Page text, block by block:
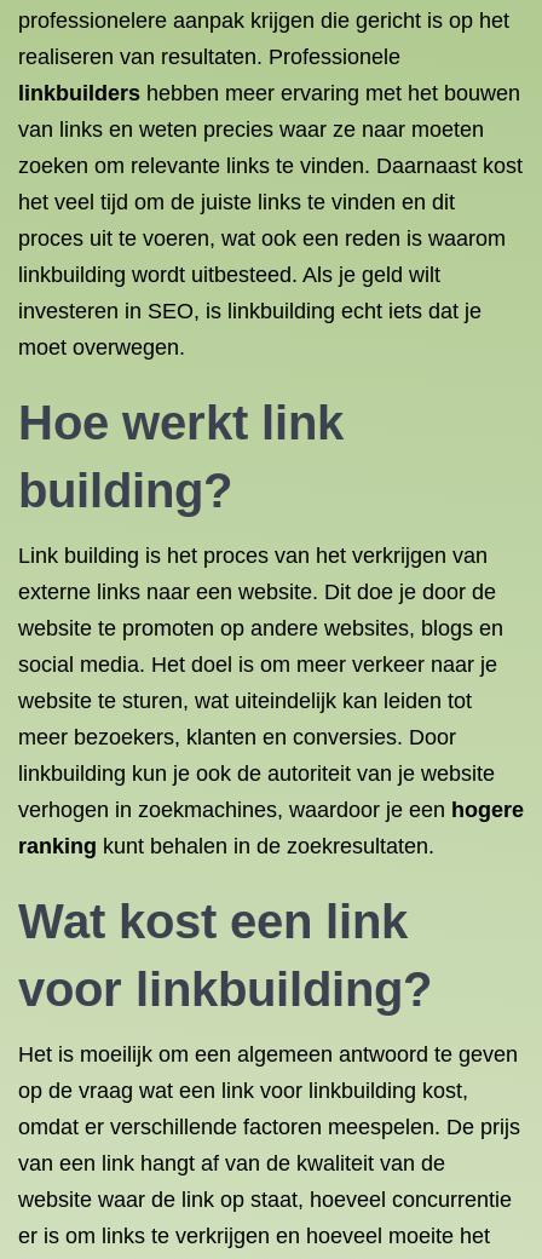
professionelere aanpak krijgen die gericht is op het
realiseren van resultaten. Professionele
linkbuilders hebben meer ervaring met het bouwen
van links en weten precies waar ze naar moeten
zoeken om relevante links te vinden. Daarnaast kost
het veel tijd om de juiste links te vinden en dit
proces uit te voeren, wat ook een reden is waarom
linkbuilding wordt uitbesteed. Als je geld wilt
investeren in SEO, is linkbuilding echt iets dat je
moet overwegen.
Hoe werkt link
building?
Link building is het proces van het verkrijgen van
externe links naar een website. Dit doe je door de
website te promoten op andere websites, blogs en
social media. Het doel is om meer verkeer naar je
website te sturen, wat uiteindelijk kan leiden tot
meer bezoekers, klanten en conversies. Door
linkbuilding kun je ook de autoriteit van je website
verhogen in zoekmachines, waardoor je een hogere
ranking kunt behalen in de zoekresultaten.
Wat kost een link
voor linkbuilding?
Het is moeilijk om een algemeen antwoord te geven
op de vraag wat een link voor linkbuilding kost,
omdat er verschillende factoren meespelen. De prijs
van een link hangt af van de kwaliteit van de
website waar de link op staat, hoeveel concurrentie
er is om links te verkrijgen en hoeveel moeite het